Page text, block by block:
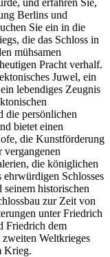
Berlins und
Sie ein in die
die das Schloss in
mühsamen
Pracht verhalf.
Juwel, ein
lebendiges Zeugnis
die persönlichen
bietet einen
die Kunstförderung
die königlichen
Schlosses
seinem historischen
zur Zeit von
unter Friedrich
Friedrich dem
Weltkrieges
Krieg.